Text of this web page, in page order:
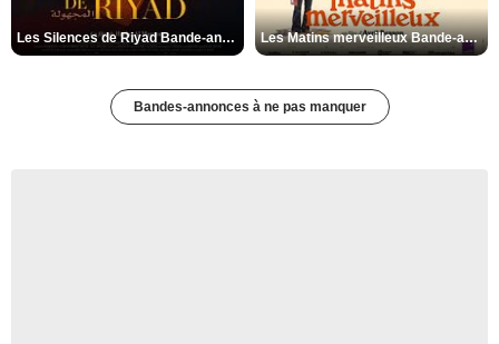
Les Silences de Riyad Bande-annonce VO STFR Les Matins merveilleux Bande-annonce VF
Bandes-annonces à ne pas manquer